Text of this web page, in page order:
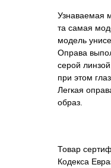
Узнаваемая
та самая
модель
Оправа
серой
при этом
Легкая
образ.
Товар
Кодекса